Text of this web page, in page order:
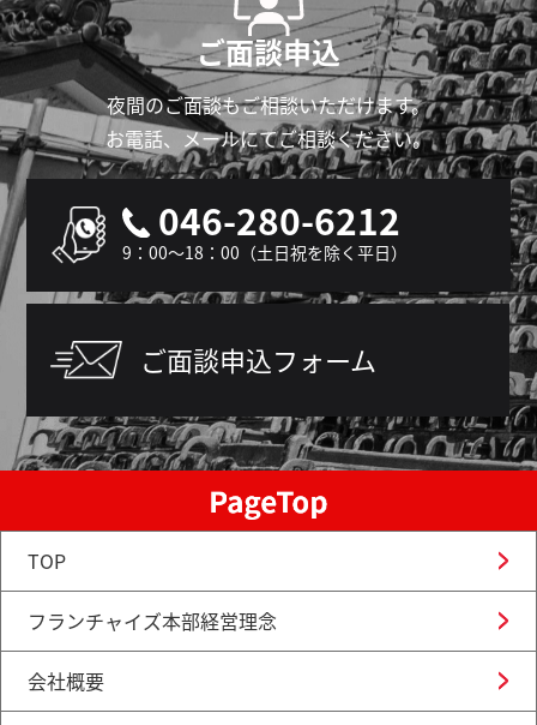
ご面談申込
夜間のご面談もご相談いただけます。
お電話、メールにてご相談ください。
046-280-6212
9：00～18：00（土日祝を除く平日）
ご面談申込フォーム
TOP
フランチャイズ本部経営理念
会社概要